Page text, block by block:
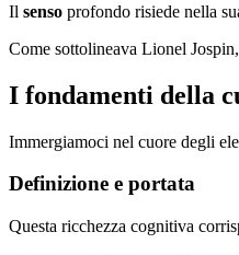
Il senso profondo risiede nella
Come sottolineava Lionel
I fondamenti della
Immergiamoci nel cuore degli
Definizione e portata
Questa ricchezza cognitiva